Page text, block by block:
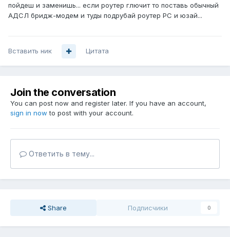
пойдеш и заменишь... если роутер глючит то поставь обычный
АДСЛ бридж-модем и туды подрубай роутер РС и юзай...
Вставить ник Цитата
Join the conversation
You can post now and register later. If you have an account,
sign in now to post with your account.
Ответить в тему...
Share Подписчики 0